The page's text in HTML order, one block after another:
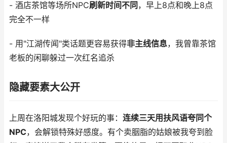
- 酒店茶馆等场所NPC刷新时间不同 ，早上8点和晚上8点
完全不一样
- 用"江湖传闻"类话题更容易获得非主线信息，我曾靠茶馆
老板的闲聊躲过一次红名追杀
隐藏要素大公开
上周在洛阳城发现个好玩的事： 连续三天用扶风语夸同个
NPC，会解锁特殊好感度。有个卖胭脂的姑娘被我夸到脸